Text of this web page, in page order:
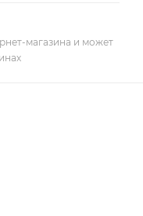
магазина и может